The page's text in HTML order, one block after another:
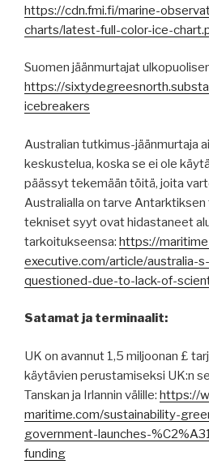
https://cdn.fmi.fi/marine-
charts/latest-full-color-ice-
Suomen jäänmurtajat
https://
icebreakers
Australian tutkimus-jäänmurtaja
keskustelua, koska se ei ole
päässyt tekemään töitä, joita
Australialla on tarve
tekniset syyt ovat hidastaneet
tarkoitukseensa: https://
executive.com/article/australia-
questioned-due-to-lack-of-
Satamat ja terminaalit:
UK on avannut 1,5 miljoonan £
käytävien perustamiseksi UK:n
Tanskan ja Irlannin välille: https://
maritime.com/sustainability-
government-launches-
funding